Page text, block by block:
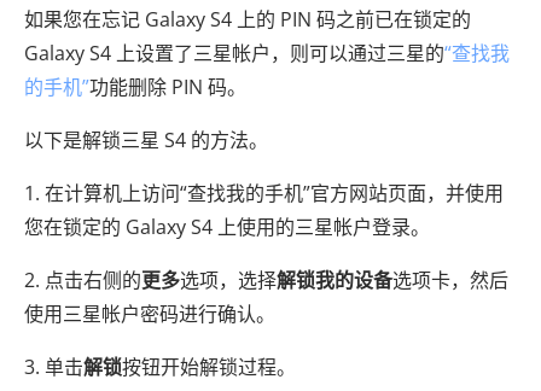
如果您在忘记 Galaxy S4 上的 PIN 码之前已在锁定的
Galaxy S4 上设置了三星帐户，则可以通过三星的“查找我
的手机”功能删除 PIN 码。
以下是解锁三星 S4 的方法。
1. 在计算机上访问“查找我的手机”官方网站页面，并使用
您在锁定的 Galaxy S4 上使用的三星帐户登录。
2. 点击右侧的更多选项，选择解锁我的设备选项卡，然后
使用三星帐户密码进行确认。
3. 单击解锁按钮开始解锁过程。